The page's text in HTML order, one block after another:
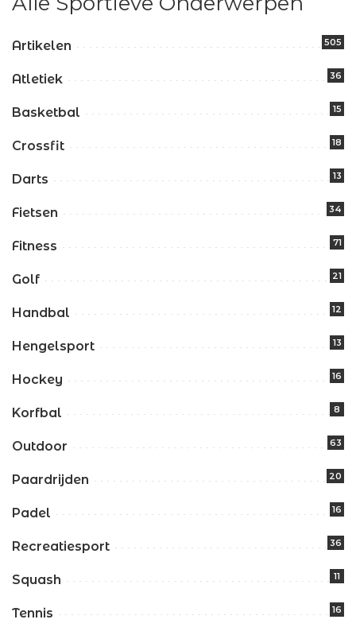
Artikelen 505
Atletiek 36
Basketbal 15
Crossfit 18
Darts 13
Fietsen 34
Fitness 71
Golf 21
Handbal 12
Hengelsport 13
Hockey 16
Korfbal 8
Outdoor 63
Paardrijden 20
Padel 16
Recreatiesport 36
Squash 11
Tennis 16